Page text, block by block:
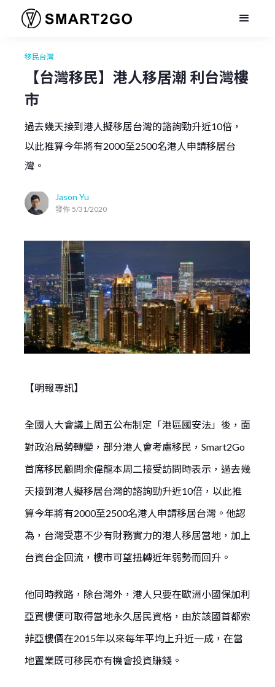
移民台灣
【台灣移民】港人移居潮 利台灣樓
市
過去幾天接到港人擬移居台灣的諮詢勁升近10倍，
以此推算今年將有2000至2500名港人申請移居台
灣。
Jason Yu
發佈 5/31/2020
【明報專訊】
全國人大會議上周五公布制定「港區國安法」後，面
對政治局勢轉變，部分港人會考慮移民，Smart2Go
首席移民顧問余偉龍本周二接受訪問時表示，過去幾
天接到港人擬移居台灣的諮詢勁升近10倍，以此推
算今年將有2000至2500名港人申請移居台灣。他認
為，台灣受惠不少有財務實力的港人移居當地，加上
台資台企回流，樓市可望扭轉近年弱勢而回升。
他同時教路，除台灣外，港人只要在歐洲小國保加利
亞買樓便可取得當地永久居民資格，由於該國首都索
菲亞樓價在2015年以來每年平均上升近一成，在當
地置業既可移民亦有機會投資賺錢。